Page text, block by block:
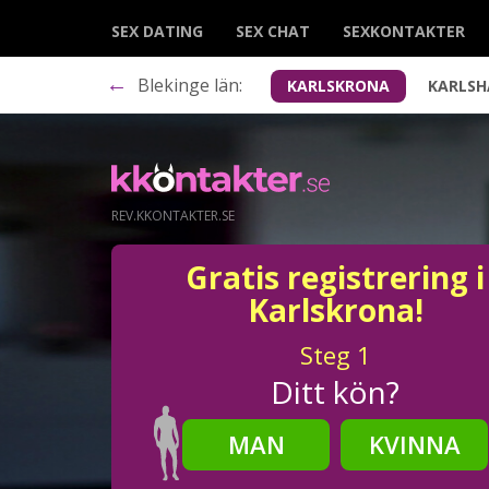
SEX DATING SEX CHAT SEXKONTAKTER
← Blekinge län: KARLSKRONA
REV.KKONTAKTER.SE
Gratis registrering i
Karlskrona!
Steg 1
Ditt kön?
MAN
KVINNA